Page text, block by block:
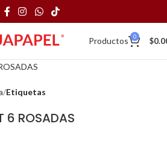
Productos 0 $
Etiquetas
6 ROSADAS